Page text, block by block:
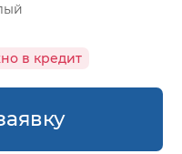
в кредит